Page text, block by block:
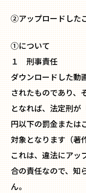
②アップロードした
①について
１ 刑事責任
ダウンロードした動
されたものであり、
となれば、法定刑が
円以下の罰金または
対象となります（著
これは、違法にアッ
合の責任なので、知
ん。